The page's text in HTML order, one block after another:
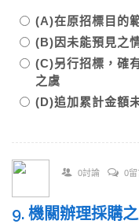
(A)在原招標目的
(B)因未能預見之
(C)另行招標，確
之虞
(D)追加累計金額
0討論 0留
9. 機關辦理採購